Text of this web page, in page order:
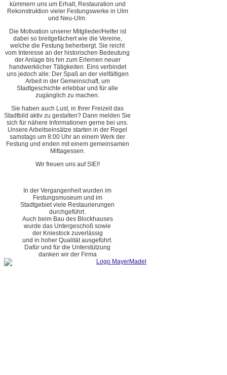
kümmern uns um Erhalt, Restauration und
Rekonstruktion vieler Festungswerke in Ulm
und Neu-Ulm.
Die Motivation unserer Mitglieder/Helfer ist
dabei so breitgefächert wie die Vereine,
welche die Festung beherbergt. Sie reicht
vom Interesse an der historischen Bedeutung
der Anlage bis hin zum Erlernen neuer
handwerklicher Tätigkeiten. Eins verbindet
uns jedoch alle: Der Spaß an der vielfältigen
Arbeit in der Gemeinschaft, um
Stadtgeschichte erlebbar und für alle
zugänglich zu machen.
Sie haben auch Lust, in Ihrer Freizeit das
Stadtbild aktiv zu gestalten? Dann melden Sie
sich für nähere Informationen gerne bei uns.
Unsere Arbeitseinsätze starten in der Regel
samstags um 8:00 Uhr an einem Werk der
Festung und enden mit einem gemeinsamen
Mittagessen.
Wir freuen uns auf SIE!!
In der Vergangenheit wurden im
Festungsmuseum und im
Stadtgebiet viele Restaurierungen
durchgeführt.
Auch beim Bau des Blockhauses
wurde das Untergeschoß sowie
der Kniestock zuverlässig
und in hoher Qualität ausgeführt.
Dafür und für die Unterstützung
danken wir der Firma